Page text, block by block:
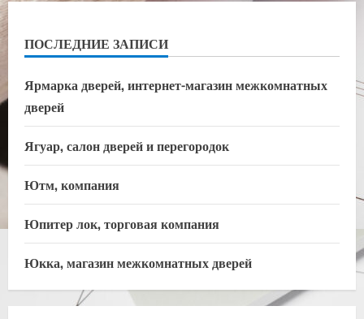
ПОСЛЕДНИЕ ЗАПИСИ
Ярмарка дверей, интернет-магазин межкомнатных
дверей
Ягуар, салон дверей и перегородок
Ютм, компания
Юпитер лок, торговая компания
Юкка, магазин межкомнатных дверей